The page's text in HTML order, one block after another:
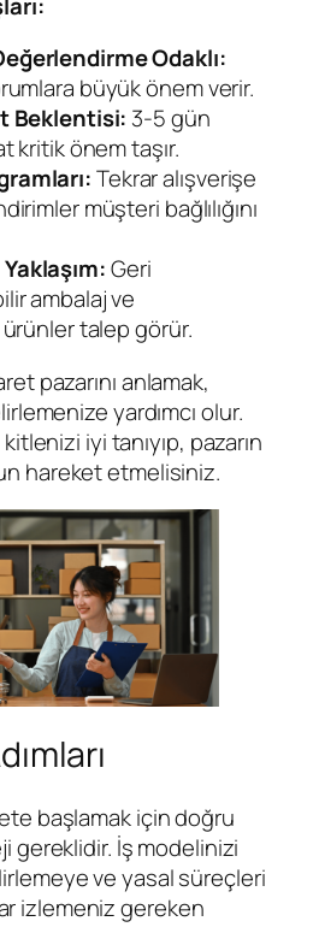
Odaklı:
büyük önem verir.
Beklentisi: 3-5 gün
kritik önem taşır.
Tekrar alışverişe
müşteri bağlılığını
Geri
ambalaj ve
talep görür.
pazarını anlamak,
yardımcı olur.
iyi tanıyıp, pazarın
hareket etmelisiniz.
başlamak için doğru
gereklidir. İş modelinizi
ve yasal süreçleri
izlemeniz gereken